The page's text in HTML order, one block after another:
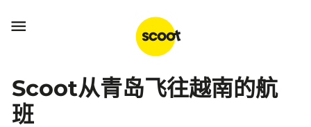

Scoot从青岛飞往越南的航
班